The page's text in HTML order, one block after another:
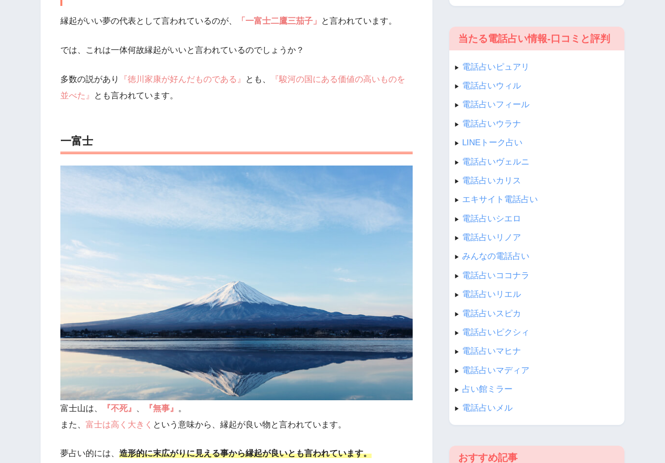
縁起がいい夢の代表として言われているのが、 「一富士二鷹三茄子」 と言われています。
では、これは一体何故縁起がいいと言われているのでしょうか？
多数の説があり 『徳川家康が好んだものである』 とも、
『駿河の国にある価値の高いものを
並べた』
とも言われています。
一富士
富士山は、 『不死』 、 『無事』 。
また、 富士は高く大きく という意味から、縁起が良い物と言われています。
夢占い的には、 造形的に末広がりに見える事から縁起が良いとも言われています。
当たる電話占い情報-口コミと評判
▶︎ 電話占いピュアリ
▶︎ 電話占いウィル
▶︎ 電話占いフィール
▶︎ 電話占いウラナ
▶︎ LINEトーク占い
▶︎ 電話占いヴェルニ
▶︎ 電話占いカリス
▶︎ エキサイト電話占い
▶︎ 電話占いシエロ
▶︎ 電話占いリノア
▶︎ みんなの電話占い
▶︎ 電話占いココナラ
▶︎ 電話占いリエル
▶︎ 電話占いスピカ
▶︎ 電話占いピクシィ
▶︎ 電話占いマヒナ
▶︎ 電話占いマディア
▶︎ 占い館ミラー
▶︎ 電話占いメル
おすすめ記事